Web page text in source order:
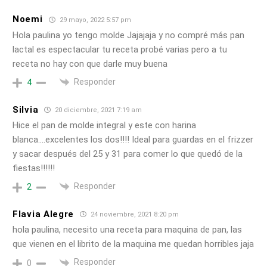
Noemi 29 mayo, 2022 5:57 pm
Hola paulina yo tengo molde Jajajaja y no compré más pan
lactal es espectacular tu receta probé varias pero a tu
receta no hay con que darle muy buena
4 Responder
Silvia 20 diciembre, 2021 7:19 am
Hice el pan de molde integral y este con harina
blanca….excelentes los dos!!!! Ideal para guardas en el frizzer
y sacar después del 25 y 31 para comer lo que quedó de la
fiestas!!!!!!
2 Responder
Flavia Alegre 24 noviembre, 2021 8:20 pm
hola paulina, necesito una receta para maquina de pan, las
que vienen en el librito de la maquina me quedan horribles jaja
0 Responder